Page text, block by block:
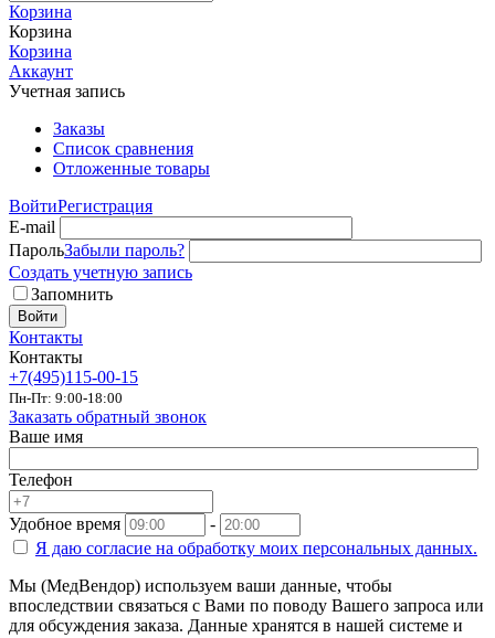
Корзина
Корзина
Корзина
Аккаунт
Учетная запись
Заказы
Список сравнения
Отложенные товары
ВойтиРегистрация
E-mail
ПарольЗабыли пароль?
Создать учетную запись
Запомнить
Войти
Контакты
Контакты
+7(495)115-00-15
Пн-Пт: 9:00-18:00
Заказать обратный звонок
Ваше имя
Телефон
Удобное время
-
Я даю согласие на обработку моих персональных данных.
Мы (МедВендор) используем ваши данные, чтобы
впоследствии связаться с Вами по поводу Вашего запроса или
для обсуждения заказа. Данные хранятся в нашей системе и